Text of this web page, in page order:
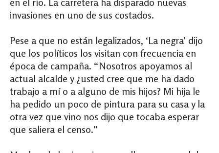
invasiones en uno de sus costados.
Pese a que no están legalizados, ‘La negra’ dijo
que los políticos los visitan con frecuencia en
época de campaña. “Nosotros apoyamos al
actual alcalde y ¿usted cree que me ha dado
trabajo a mí o a alguno de mis hijos? Mi hija le
ha pedido un poco de pintura para su casa y la
otra vez que vino nos dijo que tocaba esperar
que saliera el censo.”